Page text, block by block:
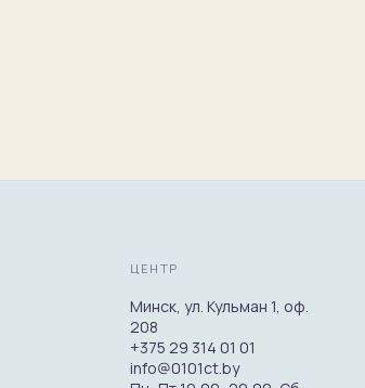
ЦЕНТР
Минск, ул. Кульман 1, оф.
208
+375 29 314 01 01
info@0101ct.by